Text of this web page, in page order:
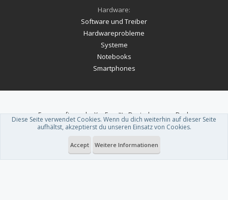
Hardware:
Software und Treiber
Hardwareprobleme
Systeme
Notebooks
Smartphones
Forum software by XenForo™-Deutsch von xenDach
Theme designed byThemeHouse .
Du betrachtest gerade: Gothic Remake: Community arbeitet schon vor
Diese Seite verwendet Cookies. Wenn du dich weiterhin auf dieser Seite
aufhältst, akzeptierst du unseren Einsatz von Cookies.
Accept Weitere Informationen